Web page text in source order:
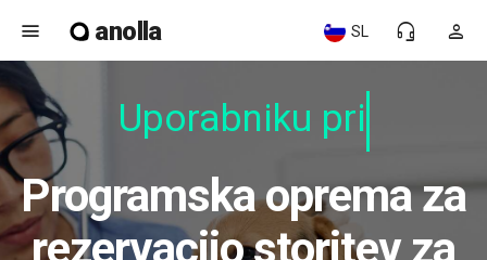
menu anolla person
headset_mic
SL
Uporabniku prija
Programska oprema za
rezervacijo storitev za